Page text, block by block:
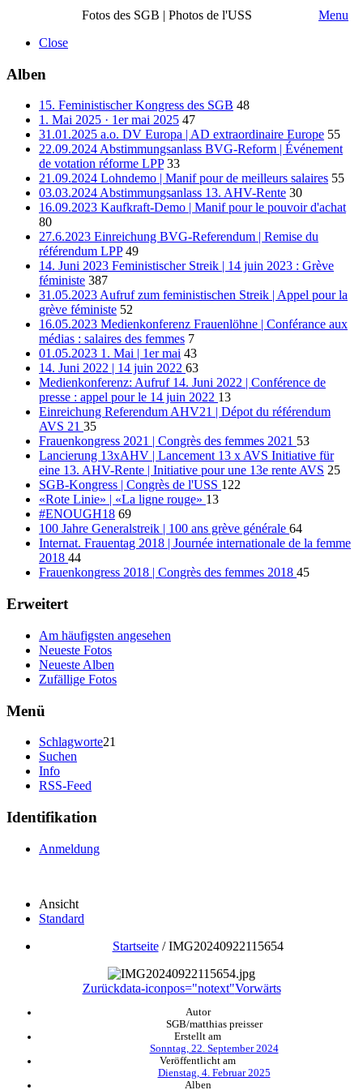
Fotos des SGB | Photos de l'USS
Menu
Close
Alben
15. Feministischer Kongress des SGB 48
1. Mai 2025 · 1er mai 2025 47
31.01.2025 a.o. DV Europa | AD extraordinaire Europe 55
22.09.2024 Abstimmungsanlass BVG-Reform | Événement
de votation réforme LPP 33
21.09.2024 Lohndemo | Manif pour de meilleurs salaires 55
03.03.2024 Abstimmungsanlass 13. AHV-Rente 30
16.09.2023 Kaufkraft-Demo | Manif pour le pouvoir d'achat
80
27.6.2023 Einreichung BVG-Referendum | Remise du
référendum LPP 49
14. Juni 2023 Feministischer Streik | 14 juin 2023 : Grève
féministe 387
31.05.2023 Aufruf zum feministischen Streik | Appel pour la
grève féministe 52
16.05.2023 Medienkonferenz Frauenlöhne | Conférance aux
médias : salaires des femmes 7
01.05.2023 1. Mai | 1er mai 43
14. Juni 2022 | 14 juin 2022 63
Medienkonferenz: Aufruf 14. Juni 2022 | Conférence de
presse : appel pour le 14 juin 2022 13
Einreichung Referendum AHV21 | Dépot du référendum
AVS 21 35
Frauenkongress 2021 | Congrès des femmes 2021 53
Lancierung 13xAHV | Lancement 13 x AVS Initiative für
eine 13. AHV-Rente | Initiative pour une 13e rente AVS 25
SGB-Kongress | Congrès de l'USS 122
«Rote Linie» | «La ligne rouge» 13
#ENOUGH18 69
100 Jahre Generalstreik | 100 ans grève générale 64
Internat. Frauentag 2018 | Journée internationale de la femme
2018 44
Frauenkongress 2018 | Congrès des femmes 2018 45
Erweitert
Am häufigsten angesehen
Neueste Fotos
Neueste Alben
Zufällige Fotos
Menü
Schlagworte21
Suchen
Info
RSS-Feed
Identifikation
Anmeldung
Ansicht
Standard
Startseite/IMG20240922115654
Zurückdata-iconpos="notext"Vorwärts
Autor
SGB/matthias preisser
Erstellt am
Sonntag, 22. September 2024
Veröffentlicht am
Dienstag, 4. Februar 2025
Alben